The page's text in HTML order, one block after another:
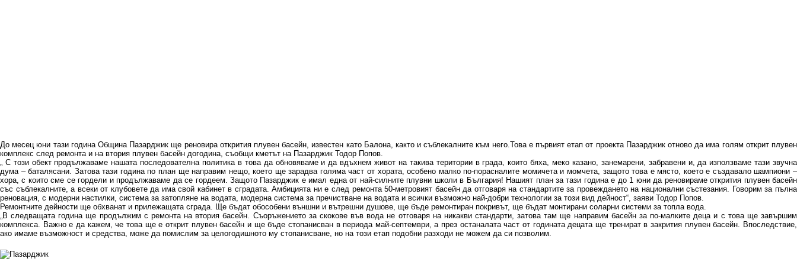
До месец юни тази година Община Пазарджик ще реновира открития плувен басейн, известен като Балона, както и съблекалните към него.Това е първият етап от проекта Пазарджик отново да има голям открит плувен
комплекс след ремонта и на втория плувен басейн догодина, съобщи кметът на Пазарджик Тодор Попов.
„ С този обект продължаваме нашата последователна политика в това да обновяваме и да вдъхнем живот на такива територии в града, които бяха, меко казано, занемарени, забравени и, да използваме тази звучна
дума – баталясани. Затова тази година по план ще направим нещо, което ще зарадва голяма част от хората, особено малко по-порасналите момичета и момчета, защото това е място, което е създавало шампиони –
хора, с които сме се гордели и продължаваме да се гордеем. Защото Пазарджик е имал една от най-силните плувни школи в България! Нашият план за тази година е до 1 юни да реновираме открития плувен басейн
със съблекалните, а всеки от клубовете да има свой кабинет в сградата. Амбицията ни е след ремонта 50-метровият басейн да отговаря на стандартите за провеждането на национални състезания. Говорим за пълна
реновация, с модерни настилки, система за затопляне на водата, модерна система за пречистване на водата и всички възможно най-добри технологии за този вид дейност“, заяви Тодор Попов.
Ремонтните дейности ще обхванат и прилежащата сграда. Ще бъдат обособени външни и вътрешни душове, ще бъде ремонтиран покривът, ще бъдат монтирани соларни системи за топла вода.
„В следващата година ще продължим с ремонта на втория басейн. Съоръжението за скокове във вода не отговаря на никакви стандарти, затова там ще направим басейн за по-малките деца и с това ще завършим
комплекса. Важно е да кажем, че това ще е открит плувен басейн и ще бъде стопанисван в периода май-септември, а през останалата част от годината децата ще тренират в закрития плувен басейн. Впоследствие,
ако имаме възможност и средства, може да помислим за целогодишното му стопанисване, но на този етап подобни разходи не можем да си позволим.